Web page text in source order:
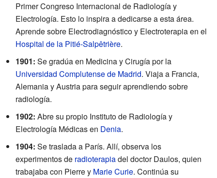
Primer Congreso Internacional de Radiología y
Electrología. Esto lo inspira a dedicarse a esta área.
Aprende sobre Electrodiagnóstico y Electroterapia en el
Hospital de la Pitié-Salpêtrière.
1901: Se gradúa en Medicina y Cirugía por la
Universidad Complutense de Madrid. Viaja a Francia,
Alemania y Austria para seguir aprendiendo sobre
radiología.
1902: Abre su propio Instituto de Radiología y
Electrología Médicas en Denia.
1904: Se traslada a París. Allí, observa los
experimentos de radioterapiadel doctor Daulos, quien
trabajaba con Pierre y Marie Curie. Continúa su